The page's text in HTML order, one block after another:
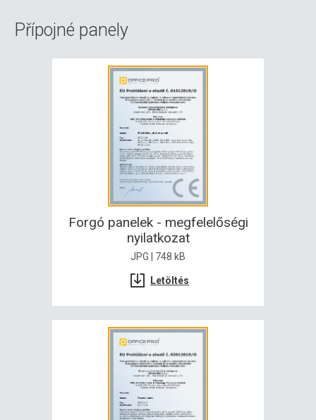
Přípojné panely
Forgó panelek - megfelelőségi
nyilatkozat
JPG | 748 kB
Letöltés